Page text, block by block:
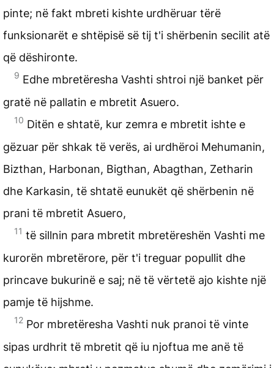
pinte; në fakt mbreti kishte urdhëruar tërë
funksionarët e shtëpisë së tij t'i shërbenin secilit atë
që dëshironte.
9 Edhe mbretëresha Vashti shtroi një banket për
gratë në pallatin e mbretit Asuero.
10 Ditën e shtatë, kur zemra e mbretit ishte e
gëzuar për shkak të verës, ai urdhëroi Mehumanin,
Bizthan, Harbonan, Bigthan, Abagthan, Zetharin
dhe Karkasin, të shtatë eunukët që shërbenin në
prani të mbretit Asuero,
11 të sillnin para mbretit mbretëreshën Vashti me
kurorën mbretërore, për t'i treguar popullit dhe
princave bukurinë e saj; në të vërtetë ajo kishte një
pamje të hijshme.
12 Por mbretëresha Vashti nuk pranoi të vinte
sipas urdhrit të mbretit që iu njoftua me anë të